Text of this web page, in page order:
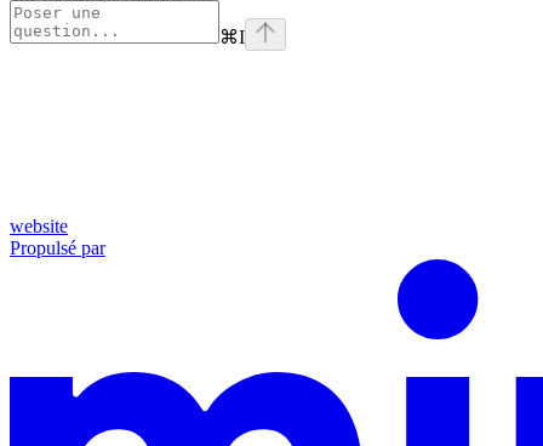
⌘I
website
Propulsé par